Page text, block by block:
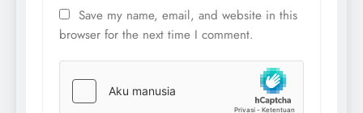
Save my name, email, and website in this
browser for the next time I comment.